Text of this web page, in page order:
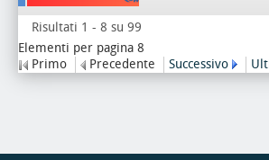
Risultati 1 - 8 su 99
Elementi per pagina 8
Primo
Precedente Successivo